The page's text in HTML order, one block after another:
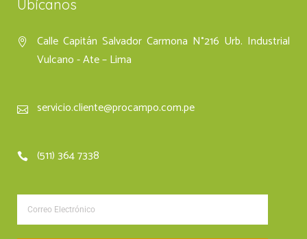
Ubícanos
Calle Capitán Salvador Carmona N°216 Urb. Industrial
Vulcano - Ate – Lima
servicio.cliente@procampo.com.pe
(511) 364 7338